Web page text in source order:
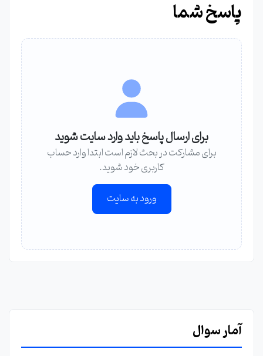
پاسخ شما
برای ارسال پاسخ باید وارد سایت شوید
برای مشارکت در بحث لازم است ابتدا وارد حساب
کاربری خود شوید.
ورود به سایت
آمار سوال